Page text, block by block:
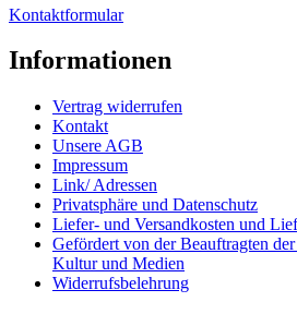
Kontaktformular
Informationen
Vertrag widerrufen
Kontakt
Unsere AGB
Impressum
Link/ Adressen
Privatsphäre und Datenschutz
Liefer- und Versandkosten und
Gefördert von der Beauftragten
Kultur und Medien
Widerrufsbelehrung